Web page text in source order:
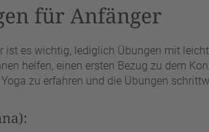
für Anfänger
ist es wichtig, lediglich Übungen mit
helfen, einen ersten Bezug zu dem
zu erfahren und die Übungen